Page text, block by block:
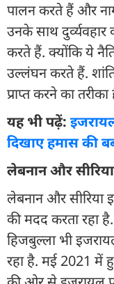
पालन करते हैं और
उनके साथ
करते हैं. क्योंकि ये
उल्लंघन करते हैं.
प्राप्त करने का तरीका
यह भी पढ़ें:
दिखाए हमास की
लेबनान और
लेबनान और
की मदद करता रहा
हिजबुल्ला भी
रहा है. मई 2021 में